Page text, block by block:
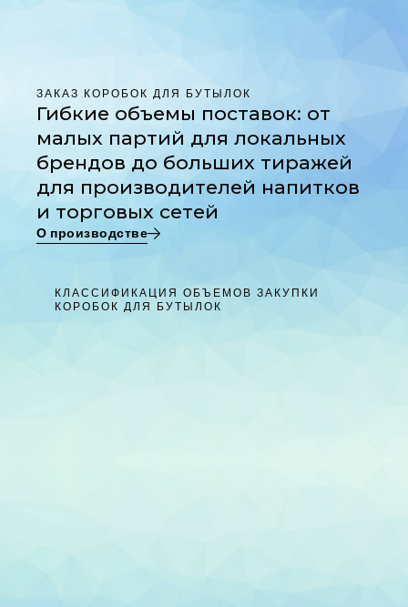
ЗАКАЗ КОРОБОК ДЛЯ БУТЫЛОК
Гибкие объемы поставок: от
малых партий для локальных
брендов до больших тиражей
для производителей напитков
и торговых сетей
О производстве
КЛАССИФИКАЦИЯ ОБЪЕМОВ ЗАКУПКИ
КОРОБОК ДЛЯ БУТЫЛОК